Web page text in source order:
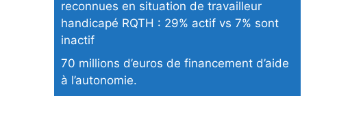
reconnues en situation de travailleur
handicapé RQTH : 29% actif vs 7% sont
inactif
70 millions d’euros de financement d’aide
à l’autonomie.